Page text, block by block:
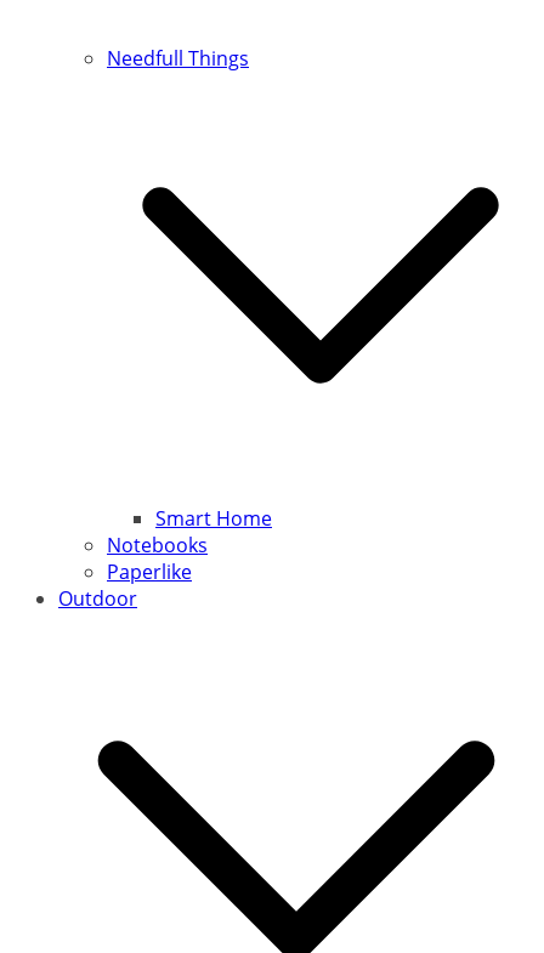
Needfull Things
Smart Home
Notebooks
Paperlike
Outdoor